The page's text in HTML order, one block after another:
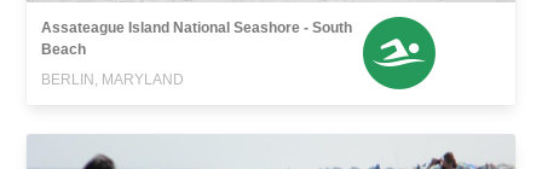
Assateague Island National Seashore - South
Beach
BERLIN, MARYLAND